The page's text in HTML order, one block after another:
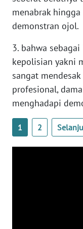
menabrak
demonstran ojol.
3. bahwa
kepolisian yakni
sangat
profesional,
menghadapi
1 2
WN
BABEL
WN
SUMBAR
WN
SUMSEL
WN
BENGKULU